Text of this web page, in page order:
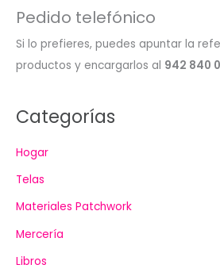
Pedido telefónico
Si lo prefieres, puedes apuntar la
productos y encargarlos al 942 840
Categorías
Hogar
Telas
Materiales Patchwork
Mercería
Libros